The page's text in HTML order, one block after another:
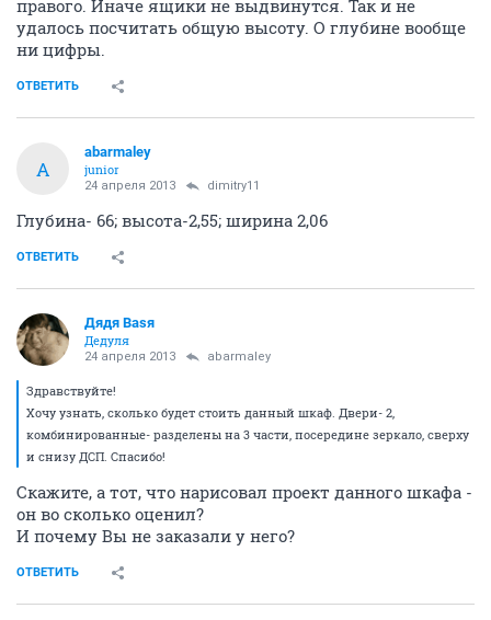
правого. Иначе ящики не выдвинутся. Так и не
удалось посчитать общую высоту. О глубине вообще
ни цифры.
ОТВЕТИТЬ
A
abarmaley
junior
24 апреля 2013 dimitry11
Глубина- 66; высота-2,55; ширина 2,06
ОТВЕТИТЬ
Дядя Ваsя
Дедуля
24 апреля 2013 abarmaley
Здравствуйте!
Хочу узнать, сколько будет стоить данный шкаф. Двери- 2,
комбинированные- разделены на 3 части, посередине зеркало, сверху
и снизу ДСП. Спасибо!
Скажите, а тот, что нарисовал проект данного шкафа -
он во сколько оценил?
И почему Вы не заказали у него?
ОТВЕТИТЬ